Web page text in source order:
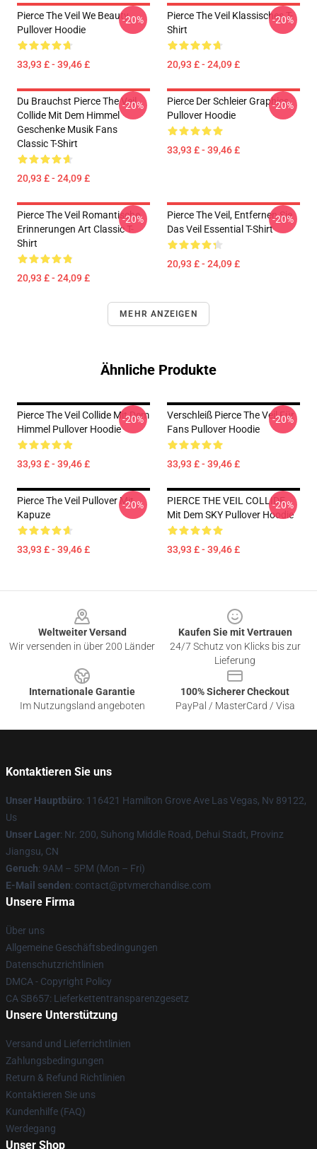
Pierce The Veil We Beauty
Pullover Hoodie
33,93 £ - 39,46 £
-20%
Pierce The Veil Klassisches T-
Shirt
20,93 £ - 24,09 £
-20%
Du Brauchst Pierce The Veil
Collide Mit Dem Himmel
Geschenke Musik Fans
Classic T-Shirt
20,93 £ - 24,09 £
-20%
Pierce Der Schleier Graphics
Pullover Hoodie
33,93 £ - 39,46 £
-20%
Pierce The Veil Romantische
Erinnerungen Art Classic T-
Shirt
20,93 £ - 24,09 £
-20%
Pierce The Veil, Entfernen Sie
Das Veil Essential T-Shirt
20,93 £ - 24,09 £
-20%
MEHR ANZEIGEN
Ähnliche Produkte
Pierce The Veil Collide Mit Dem
Himmel Pullover Hoodie
33,93 £ - 39,46 £
-20%
Verschleiß Pierce The Veil Für
Fans Pullover Hoodie
33,93 £ - 39,46 £
-20%
Pierce The Veil Pullover Mit
Kapuze
33,93 £ - 39,46 £
-20%
PIERCE THE VEIL COLLIDE
Mit Dem SKY Pullover Hoodie
33,93 £ - 39,46 £
-20%
Weltweiter Versand
Wir versenden in über 200 Länder
Kaufen Sie mit Vertrauen
24/7 Schutz von Klicks bis zur
Lieferung
Internationale Garantie
Im Nutzungsland angeboten
100% Sicherer Checkout
PayPal / MasterCard / Visa
Kontaktieren Sie uns
Unser Hauptbüro: 116421 Hamilton Grove Ave Las Vegas, Nv 89122,
Us
Unser Lager: Nr. 200, Suhong Middle Road, Dehui Stadt, Provinz
Jiangsu, CN
Geruch: 9AM – 5PM (Mon – Fri)
E-Mail senden: contact@ptvmerchandise.com
Unsere Firma
Über uns
Allgemeine Geschäftsbedingungen
Datenschutzrichtlinien
DMCA - Copyright Policy
CA SB657: Lieferkettentransparenzgesetz
Unsere Unterstützung
Versand und Lieferrichtlinien
Zahlungsbedingungen
Return & Refund Richtlinien
Kontaktieren Sie uns
Kundenhilfe (FAQ)
Werdegang
Unser Shop